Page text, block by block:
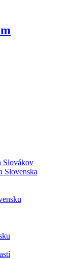
Slovákov
Slovenska